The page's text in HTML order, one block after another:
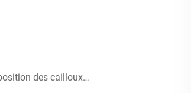
des cailloux…